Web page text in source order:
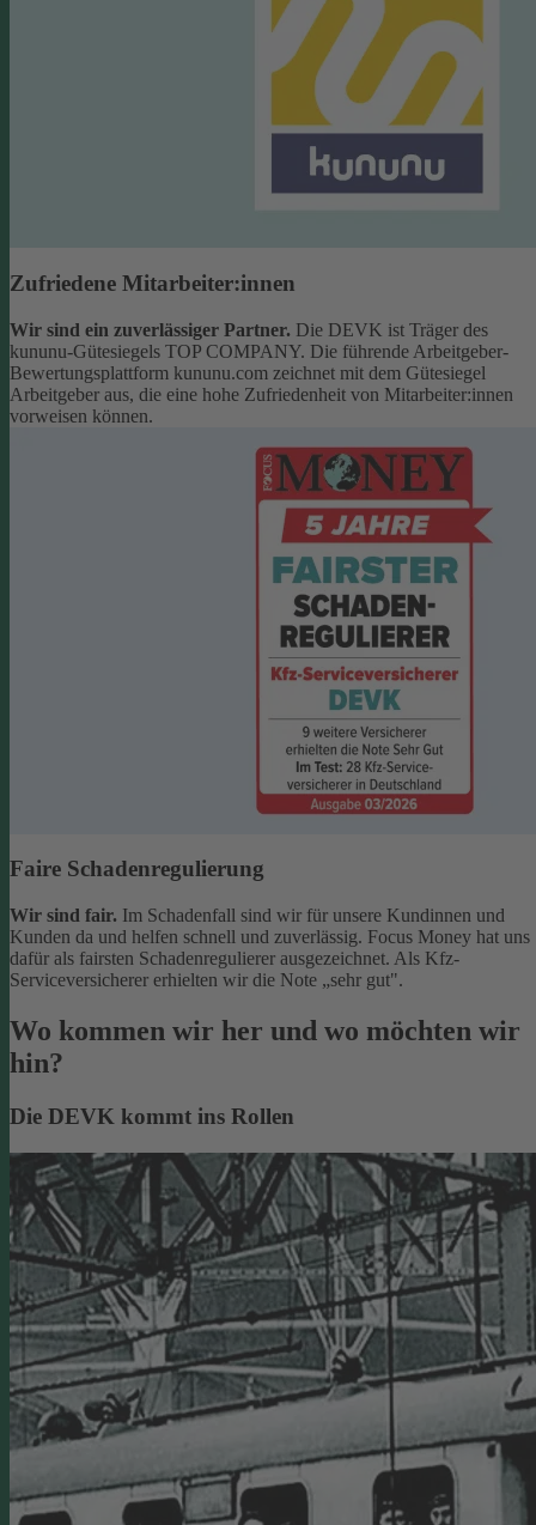
Zufriedene Mitarbeiter:innen
Wir sind ein zuverlässiger Partner. Die DEVK ist Träger des
kununu-Gütesiegels TOP COMPANY. Die führende Arbeitgeber-
Bewertungsplattform kununu.com zeichnet mit dem Gütesiegel
Arbeitgeber aus, die eine hohe Zufriedenheit von Mitarbeiter:innen
vorweisen können.
Faire Schadenregulierung
Wir sind fair. Im Schadenfall sind wir für unsere Kundinnen und
Kunden da und helfen schnell und zuverlässig. Focus Money hat uns
dafür als fairsten Schadenregulierer ausgezeichnet. Als Kfz-
Serviceversicherer erhielten wir die Note „sehr gut".
Wo kommen wir her und wo möchten wir
hin?
Die DEVK kommt ins Rollen